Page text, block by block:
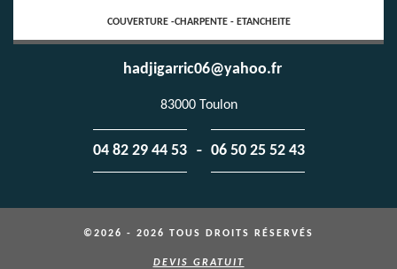
COUVERTURE -CHARPENTE - ETANCHEITE
hadjigarric06@yahoo.fr
83000 Toulon
04 82 29 44 53 - 06 50 25 52 43
©2026 - 2026 TOUS DROITS RÉSERVÉS
DEVIS GRATUIT